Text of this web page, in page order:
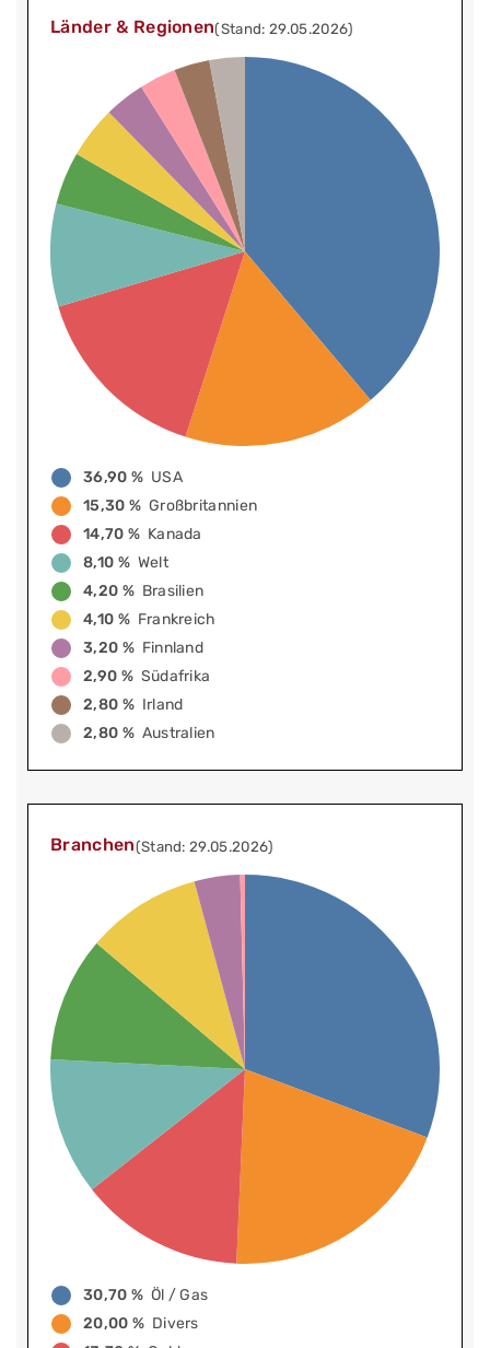
Länder & Regionen(Stand: 29.05.2026)
36,90 % USA
15,30 % Großbritannien
14,70 % Kanada
8,10 % Welt
4,20 % Brasilien
4,10 % Frankreich
3,20 % Finnland
2,90 % Südafrika
2,80 % Irland
2,80 % Australien
Branchen(Stand: 29.05.2026)
30,70 % Öl / Gas
20,00 % Divers